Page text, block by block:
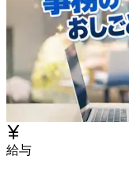
給与